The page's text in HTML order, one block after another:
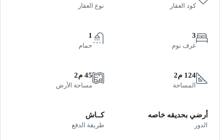
كود العقار نوع العقار
3
غرف نوم
1
حمام
124 م2
المساحة
45 م2
مساحة الأرض
أرضي بحديقه خاصه
الدور
كــاش
طريقة الدفع